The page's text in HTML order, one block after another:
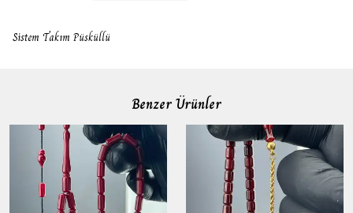
Sistem Takım Püsküllü
Benzer Ürünler